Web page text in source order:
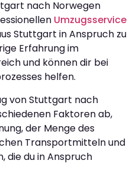
nach Norwegen
Umzugsservice
Stuttgart in Anspruch zu
Erfahrung im
und können dir bei
helfen.
von Stuttgart nach
Faktoren ab,
der Menge des
Transportmitteln und
die du in Anspruch